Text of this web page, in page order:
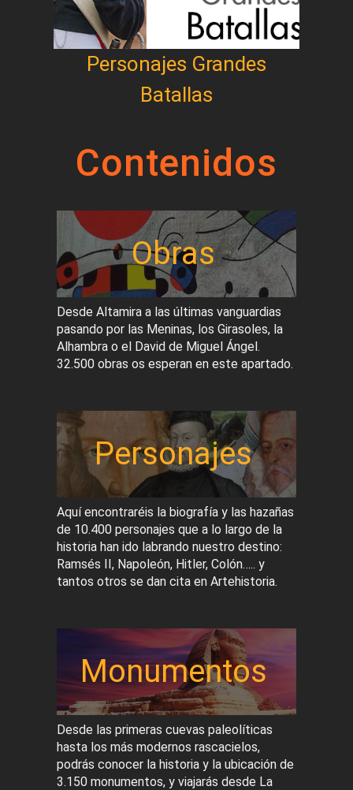
Personajes Grandes
Batallas
Contenidos
Obras
Desde Altamira a las últimas vanguardias
pasando por las Meninas, los Girasoles, la
Alhambra o el David de Miguel Ángel.
32.500 obras os esperan en este apartado.
Personajes
Aquí encontraréis la biografía y las hazañas
de 10.400 personajes que a lo largo de la
historia han ido labrando nuestro destino:
Ramsés II, Napoleón, Hitler, Colón….. y
tantos otros se dan cita en Artehistoria.
Monumentos
Desde las primeras cuevas paleolíticas
hasta los más modernos rascacielos,
podrás conocer la historia y la ubicación de
3.150 monumentos, y viajarás desde La